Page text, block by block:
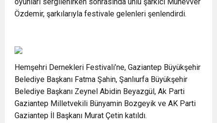
Özdemir, şarkılarıyla festivale gelenleri şenlendirdi.
Hemşehri Dernekleri Festivali’ne, Gaziantep Büyükşehir
Belediye Başkanı Fatma Şahin, Şanlıurfa Büyükşehir
Belediye Başkanı Zeynel Abidin Beyazgül, Ak Parti
Gaziantep Milletvekili Bünyamin Bozgeyik ve AK Parti
Gaziantep İl Başkanı Murat Çetin katıldı.